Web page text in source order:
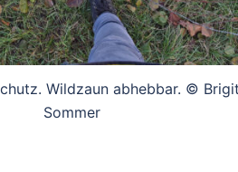
Wildzaun abhebbar. ©
Sommer